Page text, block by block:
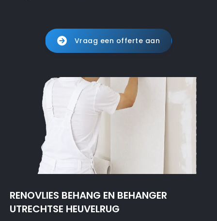
Vraag een offerte aan
RENOVLIES BEHANG EN BEHANGER
UTRECHTSE HEUVELRUG